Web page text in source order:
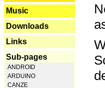
Music
Downloads
Links
Sub-pages
ANDROID
ARDUINO
CANZE